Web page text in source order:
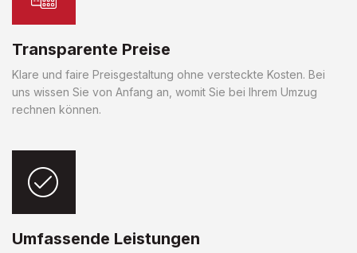
Transparente Preise
Klare und faire Preisgestaltung ohne versteckte Kosten. Bei
uns wissen Sie von Anfang an, womit Sie bei Ihrem Umzug
rechnen können.
Umfassende Leistungen